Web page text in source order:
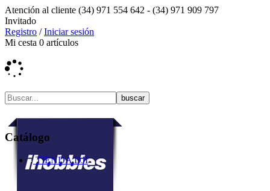
Atención al cliente (34) 971 554 642 - (34) 971 909 797
Invitado
Registro /Iniciar sesión
Mi cesta 0 artículos
Catálogo
TIENDA DJI